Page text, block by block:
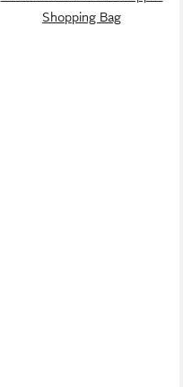
Shopping Bag